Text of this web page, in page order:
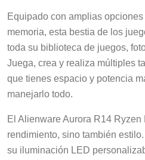
Equipado con amplias
memoria, esta bestia de los
toda su biblioteca de juegos,
Juega, crea y realiza múltiples
que tienes espacio y potencia
manejarlo todo.
El Alienware Aurora R14
rendimiento, sino también
su iluminación LED